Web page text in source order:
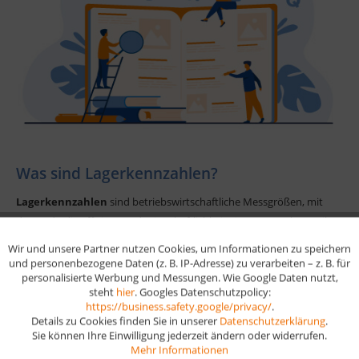
Was sind Lagerkennzahlen?
Lagerkennzahlen sind betriebswirtschaftliche Messgrößen, mit
denen du die Effizienz und Wirtschaftlichkeit eines Lagers beurteilen
Umschlagshäufigkeit oder Lagerkosten. Gerade in der Ausbildung
sind sie ein wichtiger Bestandteil der Prüfung in Logistik- oder
kaufmännischen Berufen.
Funktionale Aktiv
Aktiv
Wir und unsere Partner nutzen Cookies, um Informationen zu speichern
und personenbezogene Daten (z. B. IP-Adresse) zu verarbeiten – z. B. für
personalisierte Werbung und Messungen. Wie Google Daten nutzt,
steht hier. Googles Datenschutzpolicy:
https://business.safety.google/privacy/.
Details zu Cookies finden Sie in unserer Datenschutzerklärung.
Sie können Ihre Einwilligung jederzeit ändern oder widerrufen.
Mehr Informationen